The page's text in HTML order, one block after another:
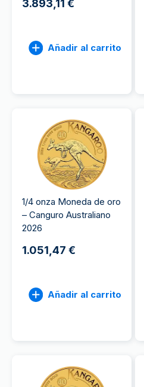
3.893,11 €
Añadir al carrito
1/4 onza Moneda de oro
– Canguro Australiano
2026
1.051,47 €
Añadir al carrito